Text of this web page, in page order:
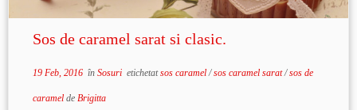
Sos de caramel sarat si clasic.
19 Feb, 2016în Sosuri etichetatsos caramel/sos caramel sarat/sos de
caramel de Brigitta